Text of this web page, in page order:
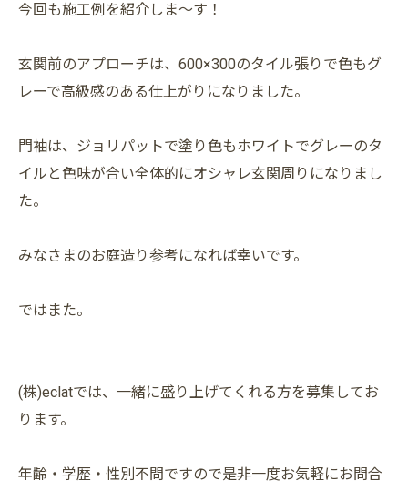
今回も施工例を紹介しま～す！
玄関前のアプローチは、600×300のタイル張りで色もグ
レーで高級感のある仕上がりになりました。
門袖は、ジョリパットで塗り色もホワイトでグレーのタ
イルと色味が合い全体的にオシャレ玄関周りになりまし
た。
みなさまのお庭造り参考になれば幸いです。
ではまた。
(株)eclatでは、一緒に盛り上げてくれる方を募集してお
ります。
年齢・学歴・性別不問ですので是非一度お気軽にお問合